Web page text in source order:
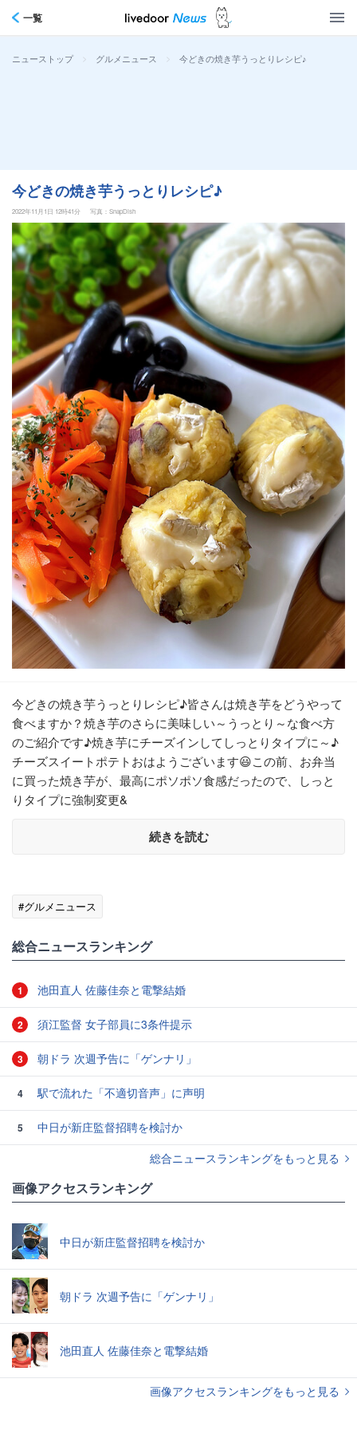
一覧
ニューストップ > グルメニュース > 今どきの焼き芋うっとりレシピ♪
今どきの焼き芋うっとりレシピ♪
2022年11月1日 12時41分 写真：SnapDish
今どきの焼き芋うっとりレシピ♪皆さんは焼き芋をどうやって
食べますか？焼き芋のさらに美味しい～うっとり～な食べ方
のご紹介です♪焼き芋にチーズインしてしっとりタイプに～♪
チーズスイートポテトおはようございます😃この前、お弁当
に買った焼き芋が、最高にポソポソ食感だったので、しっと
りタイプに強制変更&
続きを読む
#グルメニュース
総合ニュースランキング
1 池田直人 佐藤佳奈と電撃結婚
2 須江監督 女子部員に3条件提示
3 朝ドラ 次週予告に「ゲンナリ」
4 駅で流れた「不適切音声」に声明
5
中日が新庄監督招聘を検討か
総合ニュースランキングをもっと見る
画像アクセスランキング
中日が新庄監督招聘を検討か
朝ドラ 次週予告に「ゲンナリ」
池田直人 佐藤佳奈と電撃結婚
画像アクセスランキングをもっと見る